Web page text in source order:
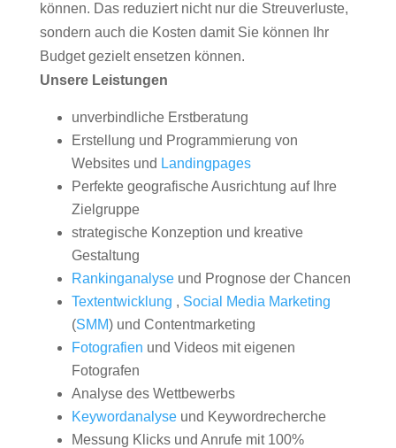
können. Das reduziert nicht nur die Streuverluste,
sondern auch die Kosten damit Sie können Ihr
Budget gezielt ensetzen können.
Unsere Leistungen
unverbindliche Erstberatung
Erstellung und Programmierung von
Websites und Landingpages
Perfekte geografische Ausrichtung auf Ihre
Zielgruppe
strategische Konzeption und kreative
Gestaltung
Rankinganalyseund Prognose der Chancen
Textentwicklung , Social Media Marketing
(SMM) und Contentmarketing
Fotografien und Videos mit eigenen
Fotografen
Analyse des Wettbewerbs
Keywordanalyseund Keywordrecherche
Messung Klicks und Anrufe mit 100%